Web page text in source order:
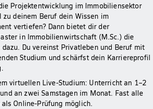
Projektentwicklung im Immobiliensektor
deinem Beruf dein Wissen im
vertiefen? Dann bietet dir der
in Immobilienwirtschaft (M.Sc.) die
Du vereinst Privatleben und Beruf mit
Studium und schärfst dein Karriereprofil
virtuellen Live-Studium: Unterricht an 1–2
an zwei Samstagen im Monat. Fast alle
Online-Prüfung möglich.